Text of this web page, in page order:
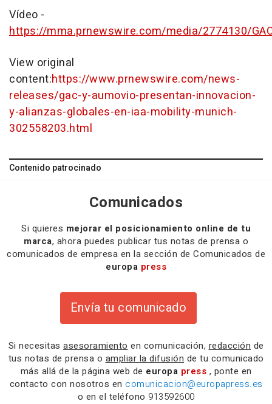
Vídeo -
https://mma.prnewswire.com/media/2774130/
View original
content:https://www.prnewswire.com/news-
releases/gac-y-aumovio-presentan-innovacion-
y-alianzas-globales-en-iaa-mobility-munich-
302558203.html
Contenido patrocinado
Comunicados
Si quieres mejorar el posicionamiento online de tu
marca, ahora puedes publicar tus notas de prensa o
comunicados de empresa en la sección de Comunicados de
europa press
Envía tu comunicado
Si necesitas asesoramiento en comunicación, redacción de
tus notas de prensa o ampliar la difusión de tu comunicado
más allá de la página web de europa press , ponte en
contacto con nosotros en comunicacion@europapress.es
o en el teléfono 913592600